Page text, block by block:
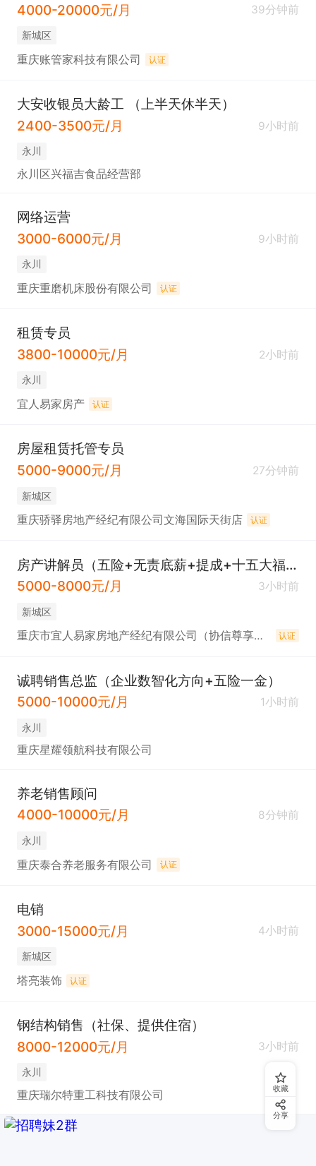
4000-20000元/月
39分钟前
新城区
重庆账管家科技有限公司 认证
大安收银员大龄工 （上半天休半天）
2400-3500元/月
9小时前
永川
永川区兴福吉食品经营部
网络运营
3000-6000元/月
9小时前
永川
重庆重磨机床股份有限公司 认证
租赁专员
3800-10000元/月
2小时前
永川
宜人易家房产 认证
房屋租赁托管专员
5000-9000元/月
27分钟前
新城区
重庆骄驿房地产经纪有限公司文海国际天街店 认证
房产讲解员（五险+无责底薪+提成+十五大福利）
5000-8000元/月
3小时前
新城区
重庆市宜人易家房地产经纪有限公司（协信尊享店） 认证
诚聘销售总监（企业数智化方向+五险一金）
5000-10000元/月
1小时前
永川
重庆星耀领航科技有限公司
养老销售顾问
4000-10000元/月
8分钟前
永川
重庆泰合养老服务有限公司 认证
电销
3000-15000元/月
4小时前
新城区
塔亮装饰 认证
钢结构销售（社保、提供住宿）
8000-12000元/月
3小时前
永川
重庆瑞尔特重工科技有限公司 收藏
分享